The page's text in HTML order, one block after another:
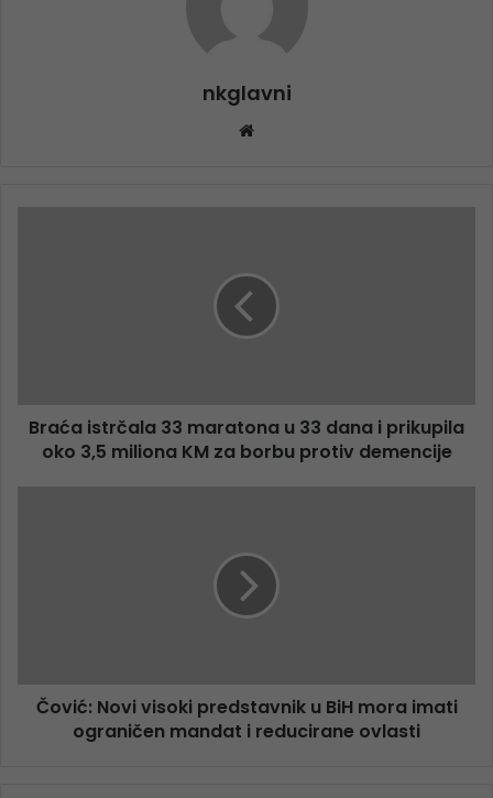
nkglavni
Braća istrčala 33 maratona u 33 dana i prikupila
oko 3,5 miliona KM za borbu protiv demencije
Čović: Novi visoki predstavnik u BiH mora imati
ograničen mandat i reducirane ovlasti